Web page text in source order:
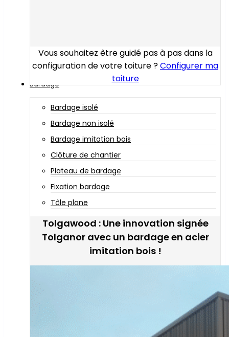
Vous souhaitez être guidé pas à pas dans la
configuration de votre toiture ?Configurer ma
toiture
Bardage
Bardage isolé
Bardage non isolé
Bardage imitation bois
Clôture de chantier
Plateau de bardage
Fixation bardage
Tôle plane
Tolgawood : Une innovation signée
Tolganor avec un bardage en acier
imitation bois !